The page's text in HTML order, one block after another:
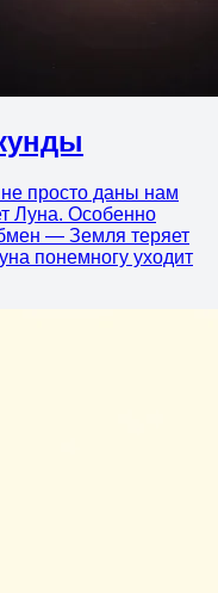
просто даны нам
Луна. Особенно
— Земля теряет
понемногу уходит